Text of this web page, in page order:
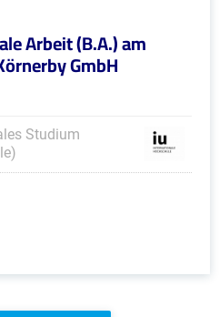
Arbeit (B.A.) am
GmbH
Studium